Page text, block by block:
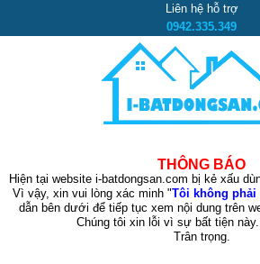
Liên hệ hỗ trợ
0942.335.349
THÔNG BÁO
Hiện tại website i-batdongsan.com bị kẻ xấu
Vì vậy, xin vui lòng xác minh "Tôi không
dẫn bên dưới để tiếp tục xem nội dung trên
Chúng tôi xin lỗi vì sự bất tiện
Trân trọng.